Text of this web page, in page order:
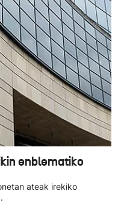
enblematiko
ateak irekiko